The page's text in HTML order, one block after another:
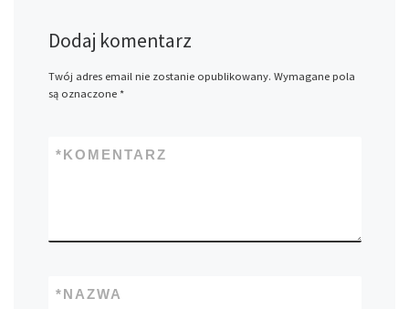
Dodaj komentarz
Twój adres email nie zostanie opublikowany. Wymagane pola
są oznaczone *
KOMENTARZ
*
NAZWA
*